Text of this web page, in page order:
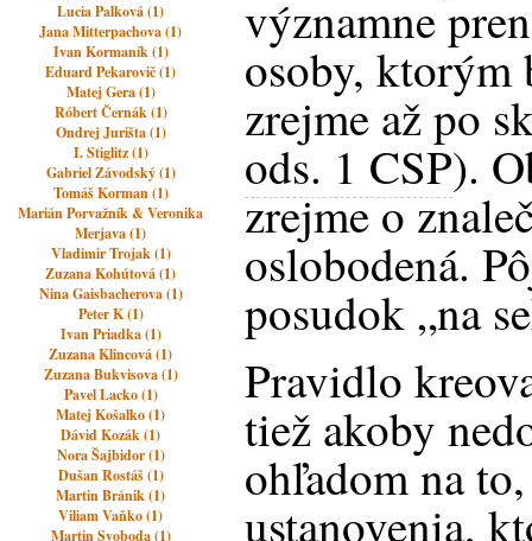
Lucia Palková (1)
Jana Mitterpachova (1)
Ivan Kormaník (1)
Eduard Pekarovič (1)
Matej Gera (1)
Róbert Černák (1)
Ondrej Jurišta (1)
I. Stiglitz (1)
Gabriel Závodský (1)
Tomáš Korman (1)
Marián Porvažník & Veronika
Merjava (1)
Vladimir Trojak (1)
Zuzana Kohútová (1)
Nina Gaisbacherova (1)
Peter K (1)
Ivan Priadka (1)
Zuzana Klincová (1)
Zuzana Bukvisova (1)
Pavel Lacko (1)
Matej Košalko (1)
Dávid Kozák (1)
Nora Šajbidor (1)
Dušan Rostáš (1)
Martin Bránik (1)
Viliam Vaňko (1)
Martin Svoboda (1)
významne
osoby, ktorým
zrejme až po
ods. 1 CSP).
zrejme o
oslobodená.
posudok „na
Pravidlo
tiež akoby
ohľadom na
ustanovenia,